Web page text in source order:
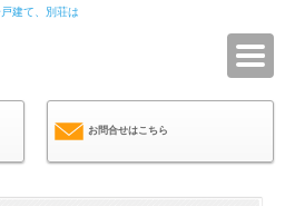
建て、別荘は
お問合せはこちら